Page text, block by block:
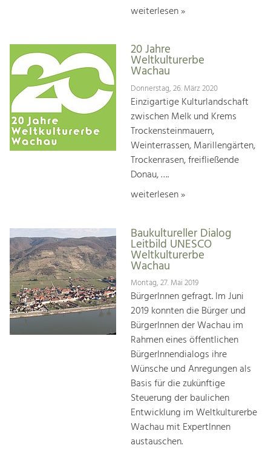
weiterlesen »
20 Jahre
Weltkulturerbe
Wachau
Donnerstag, 26. März 2020
Einzigartige Kulturlandschaft
zwischen Melk und Krems
Trockensteinmauern,
Weinterrassen, Marillengärten,
Trockenrasen, freifließende
Donau, ….
weiterlesen »
Baukultureller Dialog
Leitbild UNESCO
Weltkulturerbe
Wachau
Montag, 27. Mai 2019
BürgerInnen gefragt. Im Juni
2019 konnten die Bürger und
BürgerInnen der Wachau im
Rahmen eines öffentlichen
BürgerInnendialogs ihre
Wünsche und Anregungen als
Basis für die zukünftige
Steuerung der baulichen
Entwicklung im Weltkulturerbe
Wachau mit ExpertInnen
austauschen.